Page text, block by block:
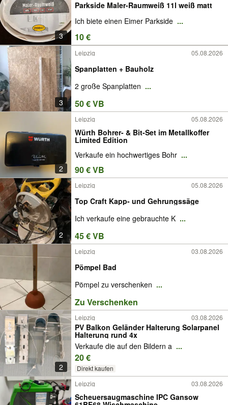
3
Parkside Maler-Raumweiß 11l weiß matt
Ich biete einen Eimer Parkside ...
10 €
3
Leipzig 05.08.2026
Spanplatten + Bauholz
2 große Spanplatten ...
50 € VB
2
Leipzig 05.08.2026
Würth Bohrer- & Bit-Set im Metallkoffer
Limited Edition
Verkaufe ein hochwertiges Bohr ...
90 € VB
2
Leipzig 05.08.2026
Top Craft Kapp- und Gehrungssäge
Ich verkaufe eine gebrauchte K ...
45 € VB
Leipzig 03.08.2026
Pömpel Bad
Pömpel zu verschenken ...
Zu Verschenken
2
Leipzig 03.08.2026
PV Balkon Geländer Halterung Solarpanel
Halterung rund 4x
Verkaufe die auf den Bildern a ...
20 €
Direkt kaufen
Leipzig
03.08.2026
Scheuersaugmaschine IPC Gansow